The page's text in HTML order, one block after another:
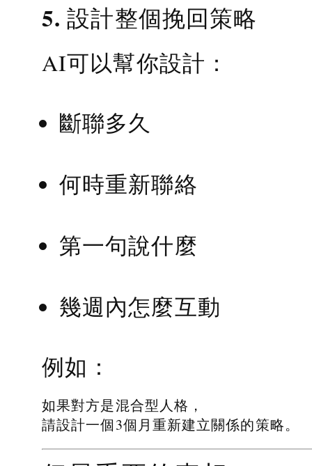
5. 設計整個挽回策略
AI可以幫你設計：
斷聯多久
何時重新聯絡
第一句說什麼
幾週內怎麼互動
例如：
如果對方是混合型人格，
請設計一個3個月重新建立關係的策略。